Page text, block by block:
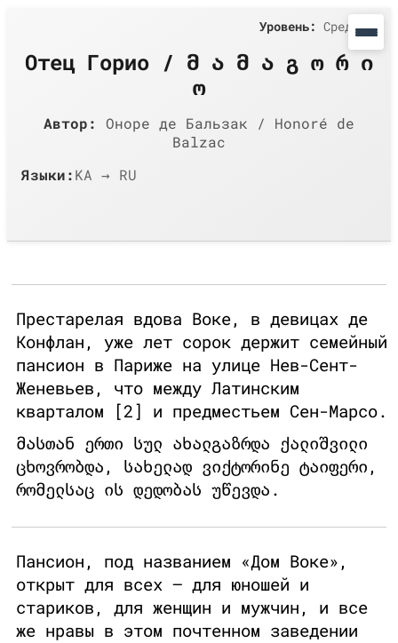
Отец Горио / მ ა მ ა გ ო რ ი
ო
Автор:
Оноре де Бальзак / Honoré de
Balzac
Языки:KA → RU
Уровень: Средний
Престарелая вдова Воке, в девицах де
Конфлан, уже лет сорок держит семейный
пансион в Париже на улице Нев-Сент-
Женевьев, что между Латинским
кварталом [2] и предместьем Сен-Марсо.
მასთან ერთი სულ ახალგაზრდა ქალიშვილი
ცხოვრობდა, სახელად ვიქტორინე ტაიფერი,
რომელსაც ის დედობას უწევდა.
Пансион, под названием «Дом Воке»,
открыт для всех — для юношей и
стариков, для женщин и мужчин, и все
же нравы в этом почтенном заведении